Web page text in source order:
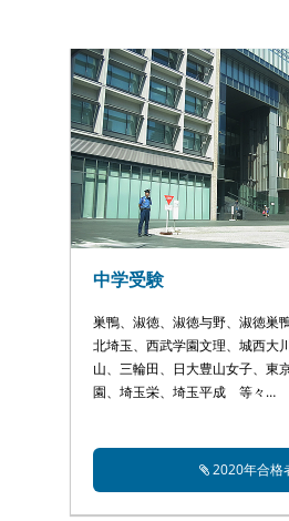
中学受験
巣鴨、淑徳、淑徳与野、淑徳巣
北埼玉、西武学園文理、城西大
山、三輪田、日大豊山女子、東
園、埼玉栄、埼玉平成 等々…
2020年合格